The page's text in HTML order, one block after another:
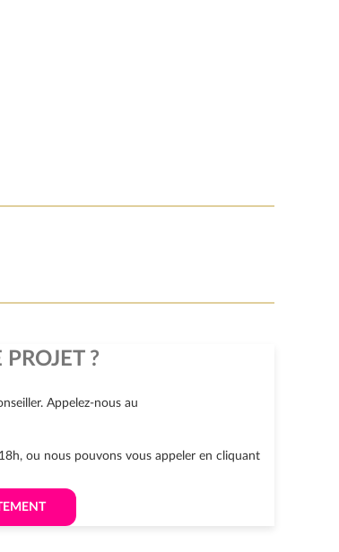
?
Appelez-nous au
ou nous pouvons vous appeler en cliquant